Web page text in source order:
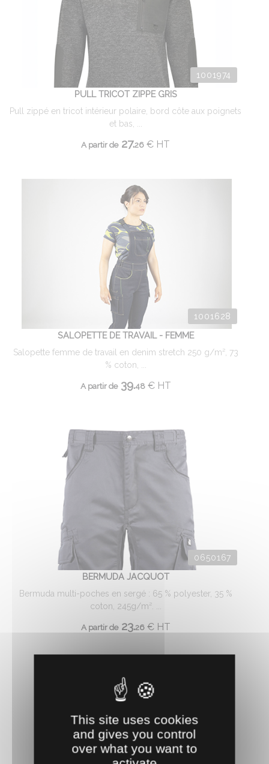
1001974
PULL TRICOT ZIPPE GRIS
Pull zippé en tricot intérieur polaire, bord côte aux poignets
et bas, ...
A partir de27.26 € HT
1001628
SALOPETTE DE TRAVAIL - FEMME
Salopette femme de travail en denim stretch 250 g/m², 73
% coton, ...
A partir de39.48 €HT
0650167
BERMUDA JACQUOT
Bermuda multi-poches en sergé : 65 % polyester, 35 %
coton, 245g/m². ...
A partir de23.26 €HT
This site uses cookies
and gives you control
over what you want to